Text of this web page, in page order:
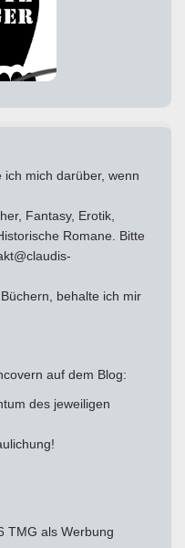
mich darüber, wenn
Fantasy, Erotik,
Romane. Bitte
behalte ich mir
auf dem Blog:
des jeweiligen
TMG als Werbung